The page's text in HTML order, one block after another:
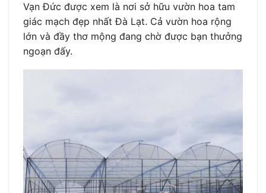
Vạn Đức được xem là nơi sở hữu vườn hoa tam
giác mạch đẹp nhất Đà Lạt. Cả vườn hoa rộng
lớn và đầy thơ mộng đang chờ được bạn thưởng
ngoạn đấy.